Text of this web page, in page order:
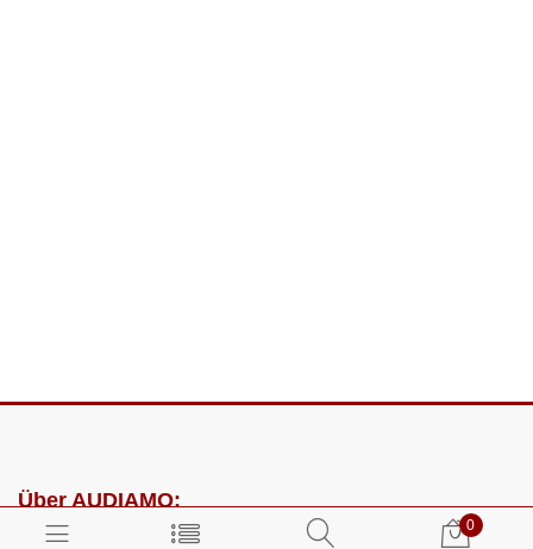
0
Über AUDIAMO: